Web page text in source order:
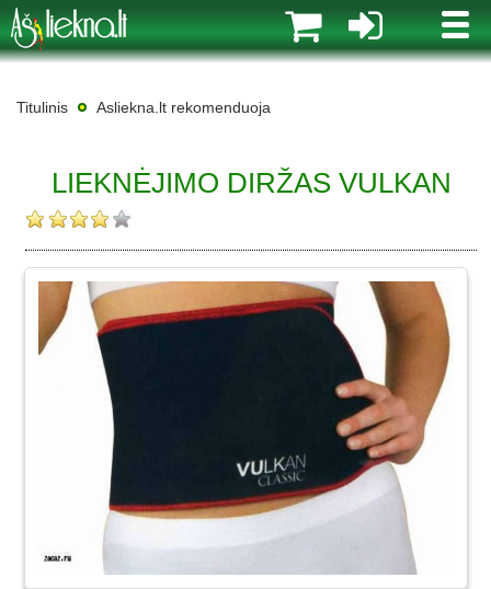
MENIU
Titulinis Asliekna.lt rekomenduoja
LIEKNĖJIMO DIRŽAS VULKAN